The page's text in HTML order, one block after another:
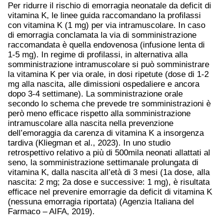
Per ridurre il rischio di emorragia neonatale da deficit di
vitamina K, le linee guida raccomandano la profilassi
con vitamina K (1 mg) per via intramuscolare. In caso
di emorragia conclamata la via di somministrazione
raccomandata è quella endovenosa (infusione lenta di
1-5 mg). In regime di profilassi, in alternativa alla
somministrazione intramuscolare si può somministrare
la vitamina K per via orale, in dosi ripetute (dose di 1-2
mg alla nascita, alle dimissioni ospedaliere e ancora
dopo 3-4 settimane). La somministrazione orale
secondo lo schema che prevede tre somministrazioni è
però meno efficace rispetto alla somministrazione
intramuscolare alla nascita nella prevenzione
dell’emoraggia da carenza di vitamina K a insorgenza
tardiva (Kliegman et al., 2023). In uno studio
retrospettivo relativo a più di 500mila neonati allattati al
seno, la somministrazione settimanale prolungata di
vitamina K, dalla nascita all’età di 3 mesi (1a dose, alla
nascita: 2 mg; 2a dose e successive: 1 mg), è risultata
efficace nel prevenire emorragie da deficit di vitamina K
(nessuna emorragia riportata) (Agenzia Italiana del
Farmaco – AIFA, 2019).